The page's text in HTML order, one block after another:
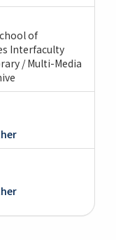
of
Interfaculty
/ Multi-Media